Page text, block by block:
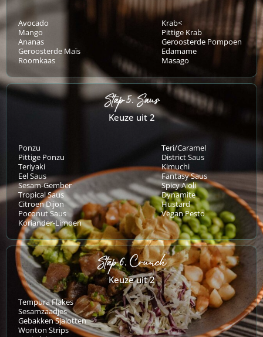
Avocado
Mango
Ananas
Geroosterde Maïs
Roomkaas
Krab<
Pittige Krab
Geroosterde Pompoen
Edamame
Masago
Stap 5. Saus
Keuze uit 2
Ponzu
Pittige Ponzu
Teriyaki
Eel Saus
Sesam-Gember
Tropical Saus
Citroen Dijon
Poconut Saus
Koriander-Limoen
Teri/Caramel
District Saus
Kimuchi
Fantasy Saus
Spicy Aioli
Dynamite
Hustard
Vegan Pesto
Stap 6. Crunch
Keuze uit 2
Tempura Flakes
Sesamzaadjes
Gebakken Sjalotten
Wonton Strips